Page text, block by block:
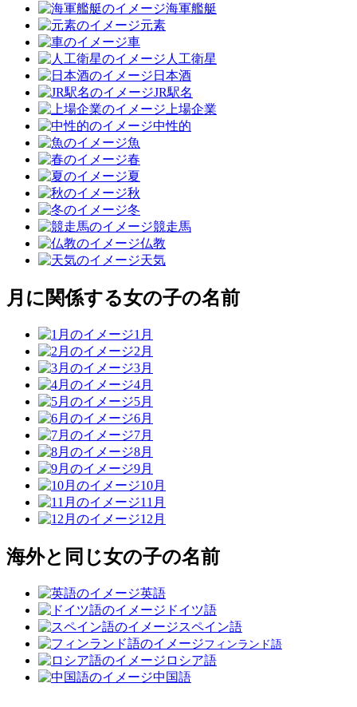
海軍艦艇
元素
車
人工衛星
日本酒
JR駅名
上場企業
中性的
魚
春
夏
秋
冬
競走馬
仏教
天気
月に関係する女の子の名前
1月
2月
3月
4月
5月
6月
7月
8月
9月
10月
11月
12月
海外と同じ女の子の名前
英語
ドイツ語
スペイン語
フィンランド語
ロシア語
中国語